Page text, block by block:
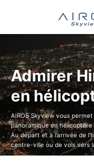
Admirer
en
AIROS Skyview vous
panoramique en hélicoptère
Au départ et à l’arrivée de
centre-ville ou de vols vers